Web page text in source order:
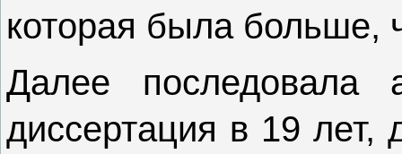
которая была больше,
Далее последовала
диссертация в 19 лет,